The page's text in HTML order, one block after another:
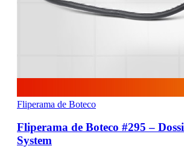
Fliperama de Boteco
Fliperama de Boteco #295 –
System